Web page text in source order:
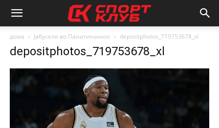
дома Јабуселе во Панатинаикос depositphotos_719753678_xl
depositphotos_719753678_xl